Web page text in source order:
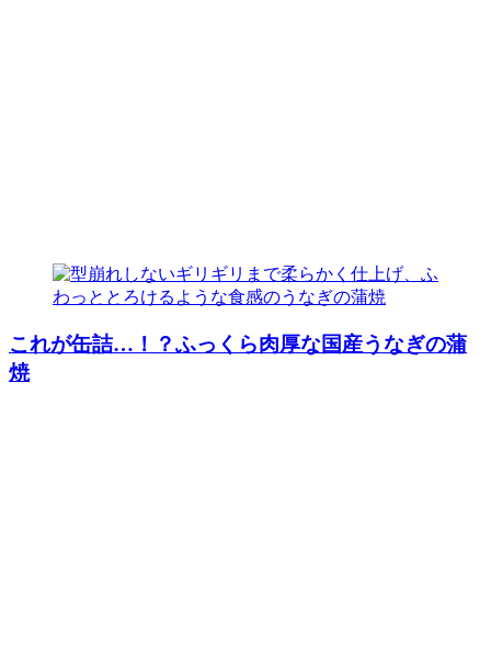
これが缶詰…！？ふっくら肉厚な国産うなぎの蒲
焼